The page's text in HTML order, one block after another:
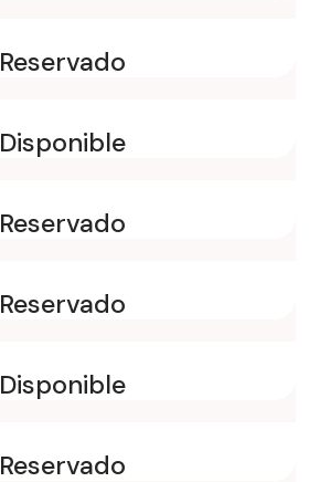
Reservado
Disponible
Reservado
Reservado
Disponible
Reservado